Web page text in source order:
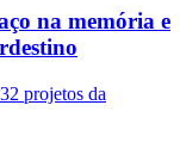
na memória e